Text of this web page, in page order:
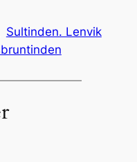
Sultinden. Lenvik